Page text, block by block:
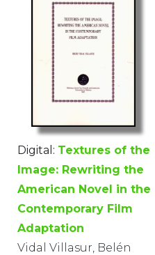
Digital: Textures of the
Image: Rewriting the
American Novel in the
Contemporary Film
Adaptation
Vidal Villasur, Belén